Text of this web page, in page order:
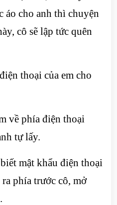
áo cho anh thì chuyện
cô sẽ lập tức quên
thoại của em cho
về phía điện thoại
tự lấy.
mật khẩu điện thoại
phía trước cô, mở